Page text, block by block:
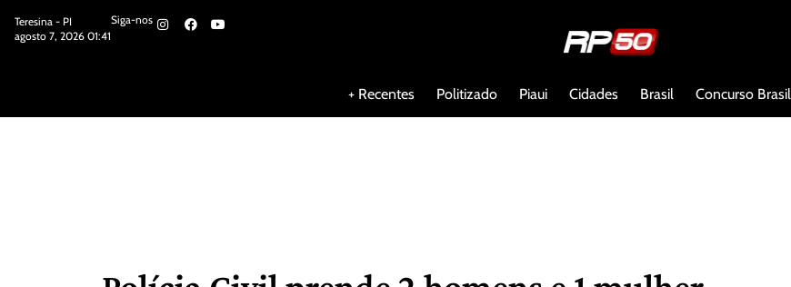
Teresina - PI
agosto 7, 2026 01:41
Siga-nos
+ Recentes Politizado Piaui Cidades Brasil Concurso Brasil